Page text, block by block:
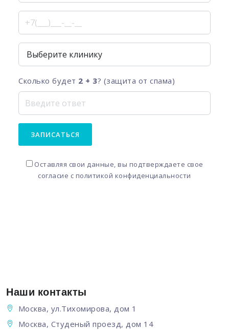
Сколько будет 2 + 3? (защита от спама)
ЗАПИСАТЬСЯ
Оставляя свои данные, вы подтверждаете свое
согласие с политикой конфиденциальности
Наши контакты
Москва, ул.Тихомирова, дом 1
Москва, Студеный проезд, дом 14